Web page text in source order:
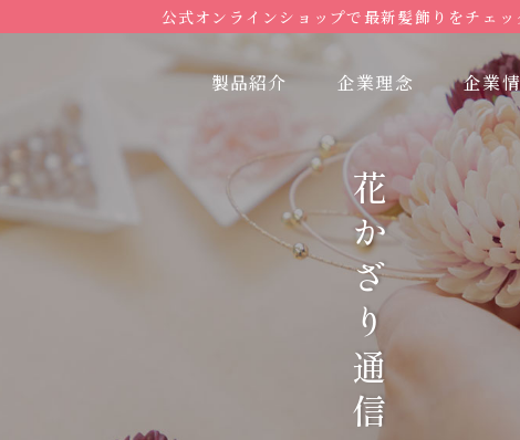
公式オンラインショップで最新髪飾りをチェッ
製品紹介 企業理念 企業
花かざり通信